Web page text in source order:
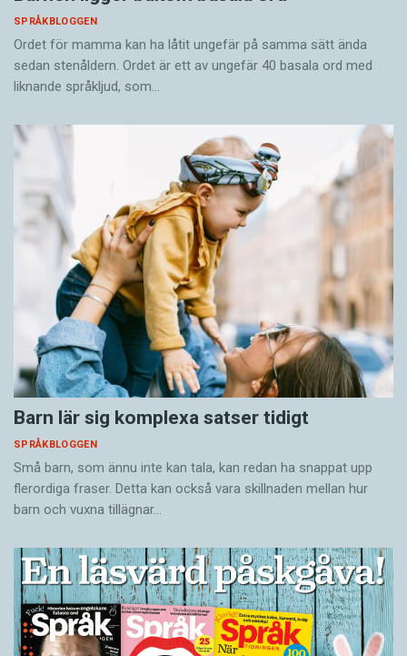
SPRÅKBLOGGEN
Ordet för mamma kan ha låtit ungefär på samma sätt ända
sedan stenåldern. Ordet är ett av ungefär 40 basala ord med
liknande språkljud, som…
Barn lär sig komplexa satser tidigt
SPRÅKBLOGGEN
Små barn, som ännu inte kan tala, kan redan ha snappat upp
flerordiga fraser. Detta kan också vara skillnaden mellan hur
barn och vuxna tillägnar…